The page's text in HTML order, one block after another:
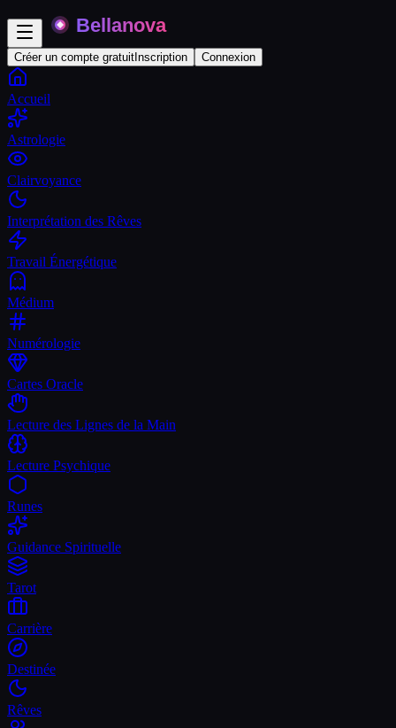
Créer un compte gratuit Inscription Connexion
Accueil
Astrologie
Clairvoyance
Interprétation des Rêves
Travail Énergétique
Médium
Numérologie
Cartes Oracle
Lecture des Lignes de la Main
Lecture Psychique
Runes
Guidance Spirituelle
Tarot
Carrière
Destinée
Rêves